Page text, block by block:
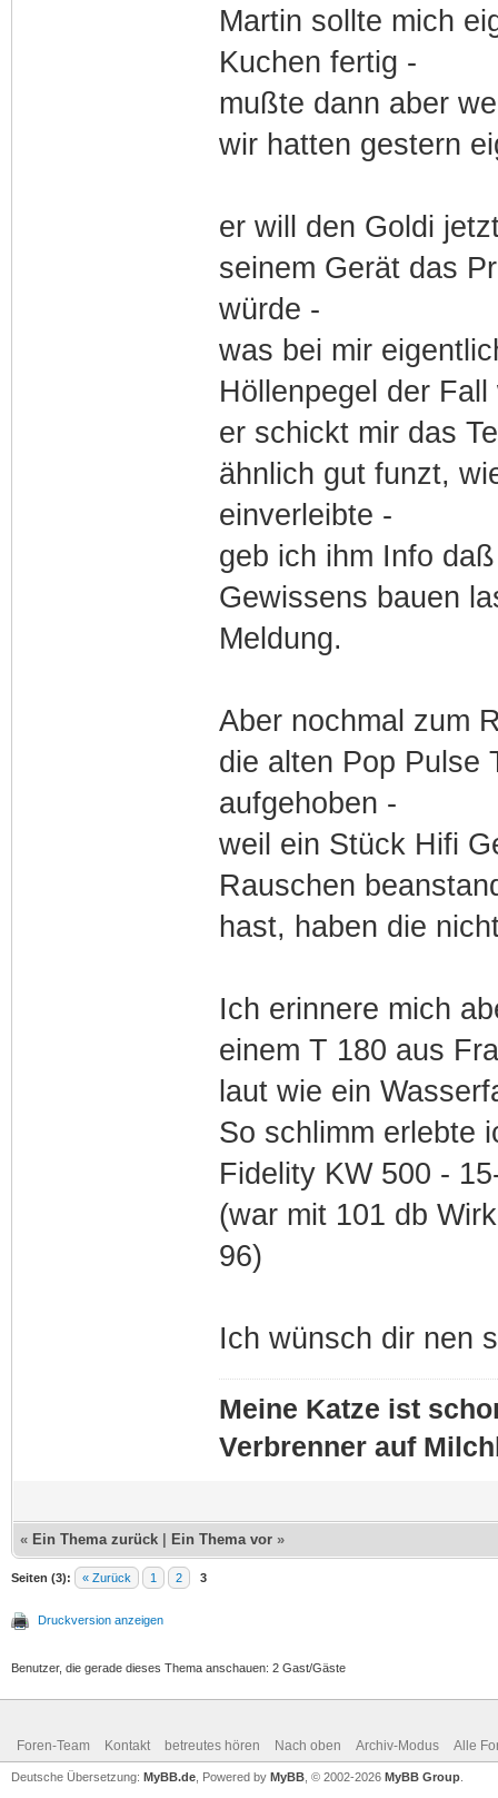
Martin sollte mich
Kuchen fertig -
mußte dann aber
wir hatten gestern
er will den Goldi
seinem Gerät das
würde -
was bei mir
Höllenpegel der
er schickt mir das
ähnlich gut funzt,
einverleibte -
geb ich ihm Info
Gewissens bauen
Meldung.
Aber nochmal zum
die alten Pop Pulse
aufgehoben -
weil ein Stück Hifi
Rauschen
hast, haben die
Ich erinnere mich
einem T 180 aus
laut wie ein
So schlimm erlebte
Fidelity KW 500 -
(war mit 101 db
96)
Ich wünsch dir nen
Meine Katze ist
Verbrenner auf
« Ein Thema zurück Ein Thema vor »
Seiten (3): « Zurück 1 2 3
Druckversion anzeigen
Benutzer, die gerade dieses Thema anschauen: 2 Gast/Gäste
Foren-Team Kontakt betreutes hören Nach oben Archiv-Modus Alle
Deutsche Übersetzung: MyBB.de , Powered by MyBB , © 2002-2026 MyBB Group